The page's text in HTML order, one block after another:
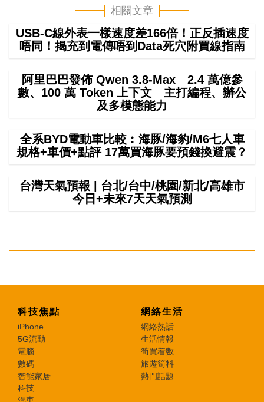
相關文章
USB-C線外表一樣速度差166倍！正反插速度
唔同！揭充到電傳唔到Data死穴附買線指南
阿里巴巴發佈 Qwen 3.8-Max 2.4 萬億參
數、100 萬 Token 上下文 主打編程、辦公
及多模態能力
全系BYD電動車比較︰海豚/海豹/M6七人車
規格+車價+點評 17萬買海豚要預錢換避震？
台灣天氣預報 | 台北/台中/桃園/新北/高雄市
今日+未來7天天氣預測
科技焦點
iPhone
5G流動
電腦
數碼
智能家居
科技
網絡生活
網絡熱話
生活情報
筍買着數
旅遊筍料
熱門話題